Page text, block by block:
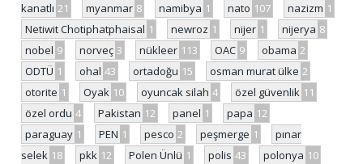
kanatlı 21 myanmar 8 namibya 1 nato 107 nazizm 1
Netiwit Chotiphatphaisal 1 newroz 1 nijer 1 nijerya 8
nobel 9 norveç 3 nükleer 113 OAC 9 obama 2
ODTÜ 1 ohal 43 ortadoğu 15 osman murat ülke 2
otorite 1 Oyak 10 oyuncak silah 4 özel güvenlik 11
özel ordu 4 Pakistan 12 panel 1 papa 12
paraguay 1 PEN 1 pesco 2 peşmerge 1
pınar
selek 18 pkk 12 Polen Ünlü 1 polis 43 polonya 10